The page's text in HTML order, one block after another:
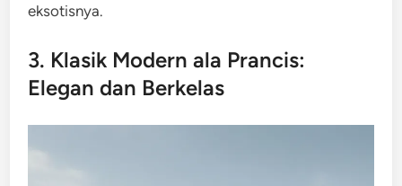
eksotisnya.
3. Klasik Modern ala Prancis:
Elegan dan Berkelas